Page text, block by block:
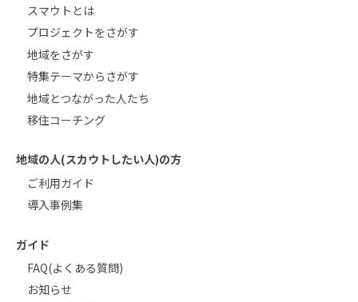
スマウトとは
プロジェクトをさがす
地域をさがす
特集テーマからさがす
地域とつながった人たち
移住コーチング
地域の人(スカウトしたい人)の方
ご利用ガイド
導入事例集
ガイド
FAQ(よくある質問)
お知らせ